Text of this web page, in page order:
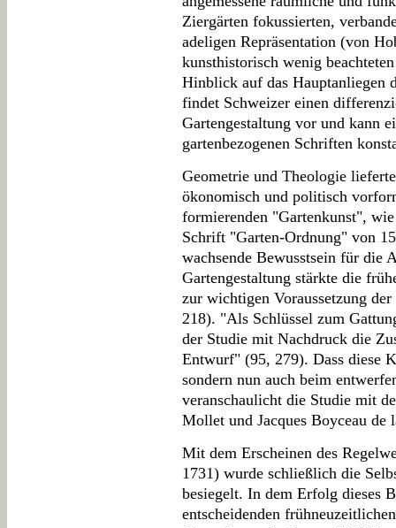
Ziergärten fokussierten,
adeligen Repräsentation (von
kunsthistorisch wenig
Hinblick auf das Hauptanliegen
findet Schweizer einen
Gartengestaltung vor und kann
gartenbezogenen Schriften
Geometrie und Theologie
ökonomisch und politisch
formierenden "Gartenkunst",
Schrift "Garten-Ordnung" von
wachsende Bewusstsein für die
Gartengestaltung stärkte die
zur wichtigen Voraussetzung
218). "Als Schlüssel zum
der Studie mit Nachdruck die
Entwurf" (95, 279). Dass diese
sondern nun auch beim
veranschaulicht die Studie mit
Mollet und Jacques Boyceau
Mit dem Erscheinen des
1731) wurde schließlich die
besiegelt. In dem Erfolg dieses
entscheidenden